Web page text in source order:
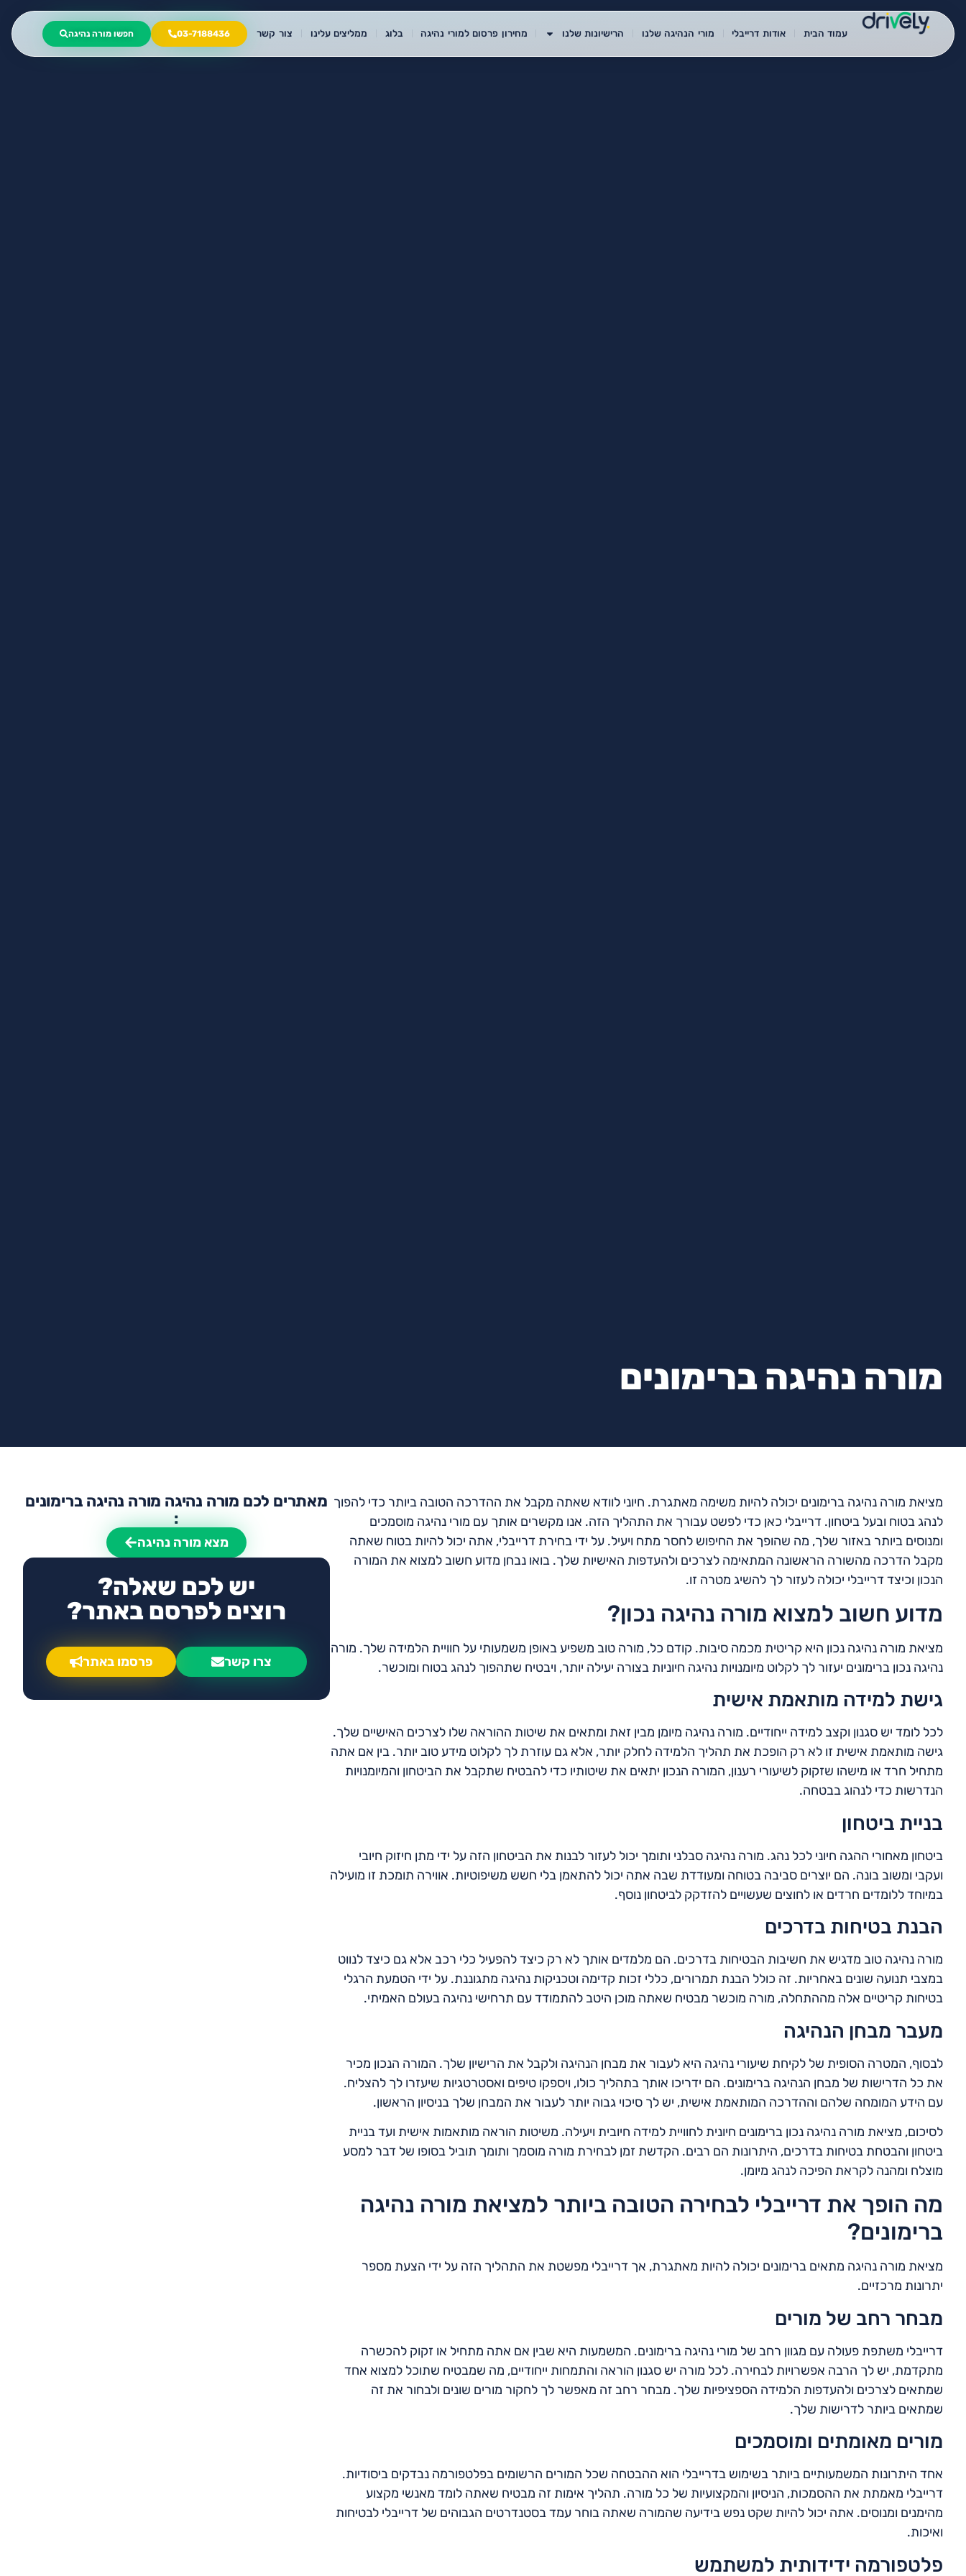
עמוד הבית אודות דרייבלי מורי הנהיגה שלנו הרישיונות שלנו מחירון פרסום למורי נהיגה בלוג ממליצים עלינו צור קשר 03-7188436 חפשו מורה נהיגה
מורה נהיגה ברימונים
מציאת מורה נהיגה ברימונים יכולה להיות משימה מאתגרת. חיוני לוודא שאתה מקבל את ההדרכה הטובה ביותר כדי להפוך
לנהג בטוח ובעל ביטחון. דרייבלי כאן כדי לפשט עבורך את התהליך הזה. אנו מקשרים אותך עם מורי נהיגה מוסמכים
ומנוסים ביותר באזור שלך, מה שהופך את החיפוש לחסר מתח ויעיל. על ידי בחירת דרייבלי, אתה יכול להיות בטוח שאתה
מקבל הדרכה מהשורה הראשונה המתאימה לצרכים ולהעדפות האישיות שלך. בואו נבחן מדוע חשוב למצוא את המורה
הנכון וכיצד דרייבלי יכולה לעזור לך להשיג מטרה זו.
מדוע חשוב למצוא מורה נהיגה נכון?
מציאת מורה נהיגה נכון היא קריטית מכמה סיבות. קודם כל, מורה טוב משפיע באופן משמעותי על חוויית הלמידה שלך. מורה
נהיגה נכון ברימונים יעזור לך לקלוט מיומנויות נהיגה חיוניות בצורה יעילה יותר, ויבטיח שתהפוך לנהג בטוח ומוכשר.
גישת למידה מותאמת אישית
לכל לומד יש סגנון וקצב למידה ייחודיים. מורה נהיגה מיומן מבין זאת ומתאים את שיטות ההוראה שלו לצרכים האישיים שלך.
גישה מותאמת אישית זו לא רק הופכת את תהליך הלמידה לחלק יותר, אלא גם עוזרת לך לקלוט מידע טוב יותר. בין אם אתה
מתחיל חרד או מישהו שזקוק לשיעורי רענון, המורה הנכון יתאים את שיטותיו כדי להבטיח שתקבל את הביטחון והמיומנויות
הנדרשות כדי לנהוג בבטחה.
בניית ביטחון
ביטחון מאחורי ההגה חיוני לכל נהג. מורה נהיגה סבלני ותומך יכול לעזור לבנות את הביטחון הזה על ידי מתן חיזוק חיובי
ועקבי ומשוב בונה. הם יוצרים סביבה בטוחה ומעודדת שבה אתה יכול להתאמן בלי חשש משיפוטיות. אווירה תומכת זו מועילה
במיוחד ללומדים חרדים או לחוצים שעשויים להזדקק לביטחון נוסף.
הבנת בטיחות בדרכים
מורה נהיגה טוב מדגיש את חשיבות הבטיחות בדרכים. הם מלמדים אותך לא רק כיצד להפעיל כלי רכב אלא גם כיצד לנווט
במצבי תנועה שונים באחריות. זה כולל הבנת תמרורים, כללי זכות קדימה וטכניקות נהיגה מתגוננת. על ידי הטמעת הרגלי
בטיחות קריטיים אלה מההתחלה, מורה מוכשר מבטיח שאתה מוכן היטב להתמודד עם תרחישי נהיגה בעולם האמיתי.
מעבר מבחן הנהיגה
לבסוף, המטרה הסופית של לקיחת שיעורי נהיגה היא לעבור את מבחן הנהיגה ולקבל את הרישיון שלך. המורה הנכון מכיר
את כל הדרישות של מבחן הנהיגה ברימונים. הם ידריכו אותך בתהליך כולו, ויספקו טיפים ואסטרטגיות שיעזרו לך להצליח.
עם הידע המומחה שלהם וההדרכה המותאמת אישית, יש לך סיכוי גבוה יותר לעבור את המבחן שלך בניסיון הראשון.
לסיכום, מציאת מורה נהיגה נכון ברימונים חיונית לחוויית למידה חיובית ויעילה. משיטות הוראה מותאמות אישית ועד בניית
ביטחון והבטחת בטיחות בדרכים, היתרונות הם רבים. הקדשת זמן לבחירת מורה מוסמך ותומך תוביל בסופו של דבר למסע
מוצלח ומהנה לקראת הפיכה לנהג מיומן.
מה הופך את דרייבלי לבחירה הטובה ביותר למציאת מורה נהיגה
ברימונים?
מציאת מורה נהיגה מתאים ברימונים יכולה להיות מאתגרת, אך דרייבלי מפשטת את התהליך הזה על ידי הצעת מספר
יתרונות מרכזיים.
מבחר רחב של מורים
דרייבלי משתפת פעולה עם מגוון רחב של מורי נהיגה ברימונים. המשמעות היא שבין אם אתה מתחיל או זקוק להכשרה
מתקדמת, יש לך הרבה אפשרויות לבחירה. לכל מורה יש סגנון הוראה והתמחות ייחודיים, מה שמבטיח שתוכל למצוא אחד
שמתאים לצרכים ולהעדפות הלמידה הספציפיות שלך. מבחר רחב זה מאפשר לך לחקור מורים שונים ולבחור את זה
שמתאים ביותר לדרישות שלך.
מורים מאומתים ומוסמכים
אחד היתרונות המשמעותיים ביותר בשימוש בדרייבלי הוא ההבטחה שכל המורים הרשומים בפלטפורמה נבדקים ביסודיות.
דרייבלי מאמתת את ההסמכות, הניסיון והמקצועיות של כל מורה. תהליך אימות זה מבטיח שאתה לומד מאנשי מקצוע
מהימנים ומנוסים. אתה יכול להיות שקט נפש בידיעה שהמורה שאתה בוחר עמד בסטנדרטים הגבוהים של דרייבלי לבטיחות
ואיכות.
פלטפורמה ידידותית למשתמש
מאתרים לכם מורה נהיגה מורה נהיגה ברימונים
:
מצא מורה נהיגה
יש לכם שאלה?
רוצים לפרסם באתר?
צרו קשר פרסמו באתר